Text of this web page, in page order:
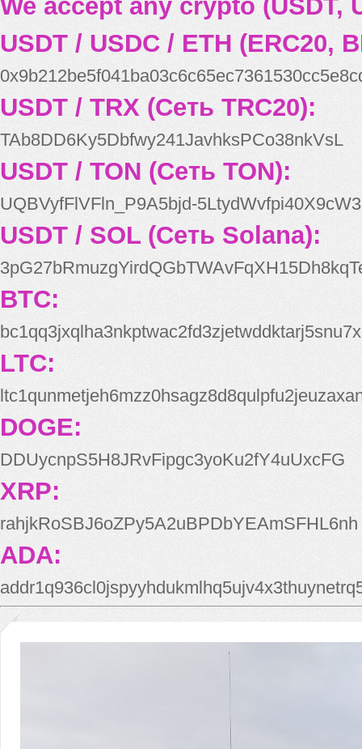
We accept any crypto (USDT,
USDT / USDC / ETH (ERC20,
USDT / TRX (Сеть TRC20):
TAb8DD6Ky5Dbfwy241JavhksPCo38nkVsL
USDT / TON (Сеть TON):
UQBVyfFlVFln_P9A5bjd-
USDT / SOL (Сеть Solana):
BTC:
bc1qq3jxqlha3nkptwac2fd3zjetwddktarj5snu7x
LTC:
DOGE:
DDUycnpS5H8JRvFipgc3yoKu2fY4uUxcFG
XRP:
rahjkRoSBJ6oZPy5A2uBPDbYEAmSFHL6nh
ADA: